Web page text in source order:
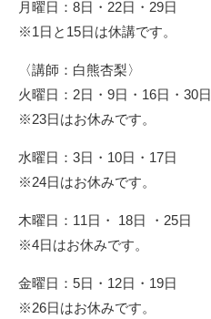
月曜日：8日・22日・29日
※1日と15日は休講です。
〈講師：白熊杏梨〉
火曜日：2日・9日・16日・30日
※23日はお休みです。
水曜日：3日・10日・17日
※24日はお休みです。
木曜日：11日・ 18日 ・25日
※4日はお休みです。
金曜日：5日・12日・19日
※26日はお休みです。